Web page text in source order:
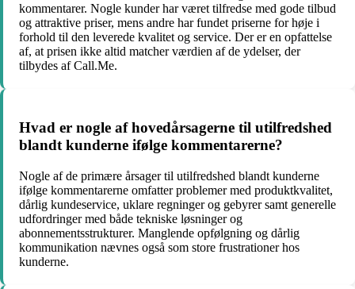
kommentarer. Nogle kunder har været tilfredse med gode tilbud
og attraktive priser, mens andre har fundet priserne for høje i
forhold til den leverede kvalitet og service. Der er en opfattelse
af, at prisen ikke altid matcher værdien af de ydelser, der
tilbydes af Call.Me.
Hvad er nogle af hovedårsagerne til utilfredshed
blandt kunderne ifølge kommentarerne?
Nogle af de primære årsager til utilfredshed blandt kunderne
ifølge kommentarerne omfatter problemer med produktkvalitet,
dårlig kundeservice, uklare regninger og gebyrer samt generelle
udfordringer med både tekniske løsninger og
abonnementsstrukturer. Manglende opfølgning og dårlig
kommunikation nævnes også som store frustrationer hos
kunderne.